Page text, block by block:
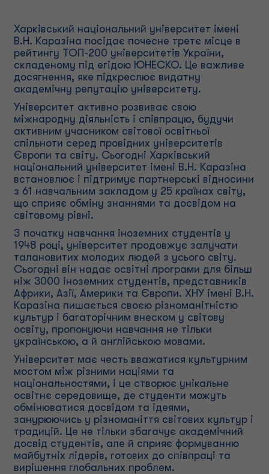
Харківський національний університет імені
В.Н. Каразіна посідає почесне третє місце в
рейтингу ТОП-200 університетів України,
складеному під егідою ЮНЕСКО. Це важливе
досягнення, яке підкреслює видатну
академічну репутацію університету.
Університет активно розвиває свою
міжнародну діяльність і співпрацю, будучи
активним учасником світової освітньої
спільноти серед провідних університетів
Європи та світу. Сьогодні Харківський
національний університет імені В.Н. Каразіна
встановлює і підтримує партнерські відносини
з 61 навчальним закладом у 25 країнах світу,
що сприяє обміну знаннями та досвідом на
світовому рівні.
З початку навчання іноземних студентів у
1948 році, університет продовжує залучати
талановитих молодих людей з усього світу.
Сьогодні він надає освітні програми для більш
ніж 3000 іноземних студентів, представників
Африки, Азії, Америки та Європи. ХНУ імені В.Н.
Каразіна пишається своєю різноманітністю
культур і багаторічним внеском у світову
освіту, пропонуючи навчання не тільки
українською, а й англійською мовами.
Університет має честь вважатися культурним
мостом між різними націями та
національностями, і це створює унікальне
освітнє середовище, де студенти можуть
обмінюватися досвідом та ідеями,
занурюючись у різноманіття світових культур і
традицій. Це не тільки збагачує академічний
досвід студентів, але й сприяє формуванню
майбутніх лідерів, готових до співпраці та
вирішення глобальних проблем.